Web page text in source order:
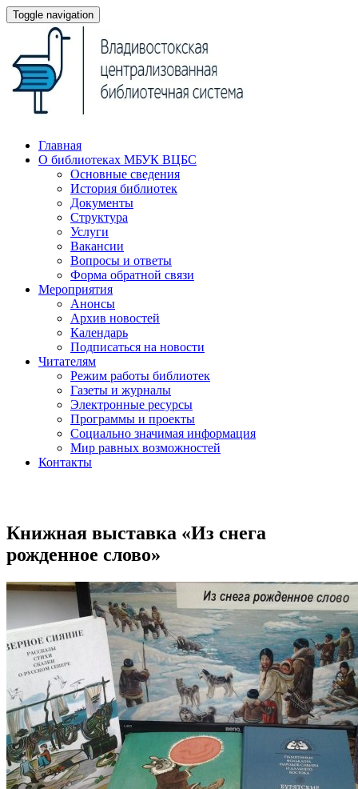
Toggle navigation
Главная
О библиотеках МБУК ВЦБС
Основные сведения
История библиотек
Документы
Структура
Услуги
Вакансии
Вопросы и ответы
Форма обратной связи
Мероприятия
Анонсы
Архив новостей
Календарь
Подписаться на новости
Читателям
Режим работы библиотек
Газеты и журналы
Электронные ресурсы
Программы и проекты
Социально значимая информация
Мир равных возможностей
Контакты
Книжная выставка «Из снега
рожденное слово»